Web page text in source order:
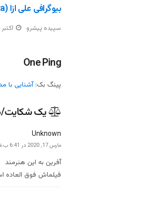
بیوگرافی علی ازا (Ali Ezza)
سپیده پیشرو اکتبر 16, 2025
One Ping
پینگ بک:آشنایی با
یک شکایت/
Unknown
‫مارس 17, 2020 در 6:41 ب.ظ
آفرین به این هنرمند
فیلماش فوق العاده